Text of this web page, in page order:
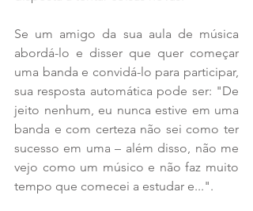
Se um amigo da sua aula de música
abordá-lo e disser que quer começar
uma banda e convidá-lo para participar,
sua resposta automática pode ser: "De
jeito nenhum, eu nunca estive em uma
banda e com certeza não sei como ter
sucesso em uma – além disso, não me
vejo como um músico e não faz muito
tempo que comecei a estudar e...".